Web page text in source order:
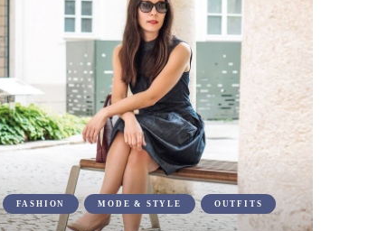
FASHION MODE & STYLE OUTFITS